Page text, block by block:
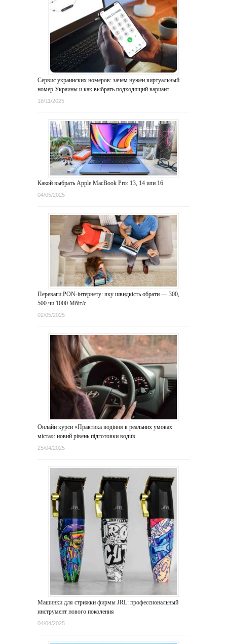
Сервис украинских номеров: зачем нужен виртуальный
номер Украины и как выбрать подходящий вариант
18/11/2025
Какой выбрать Apple MacBook Pro: 13, 14 или 16
04/05/2025
Переваги PON-інтернету: яку швидкість обрати — 300,
500 чи 1000 Мбіт/с
02/05/2025
Онлайн курси «Практика водіння в реальних умовах
міста»: новий рівень підготовки водіїв
25/04/2025
Машинки для стрижки фирмы JRL: профессиональный
инструмент нового поколения
04/04/2025